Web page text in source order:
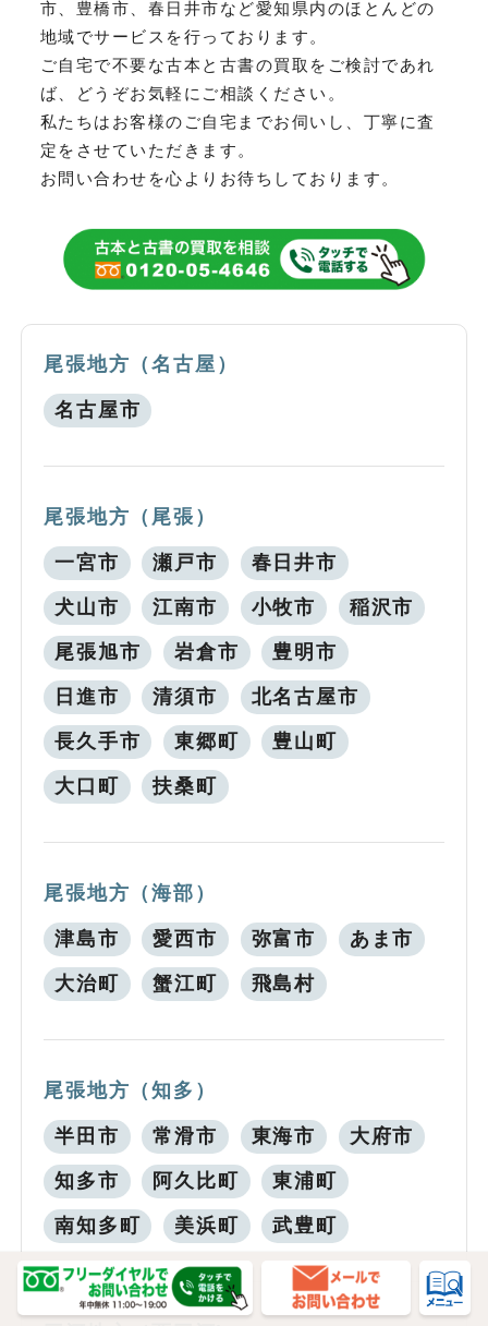
市、豊橋市、春日井市など愛知県内のほとんどの
地域でサービスを行っております。
ご自宅で不要な古本と古書の買取をご検討であれ
ば、どうぞお気軽にご相談ください。
私たちはお客様のご自宅までお伺いし、丁寧に査
定をさせていただきます。
お問い合わせを心よりお待ちしております。
尾張地方（名古屋）
名古屋市
尾張地方（尾張）
一宮市 瀬戸市 春日井市
犬山市 江南市 小牧市 稲沢市
尾張旭市 岩倉市 豊明市
日進市 清須市 北名古屋市
長久手市 東郷町 豊山町
大口町 扶桑町
尾張地方（海部）
津島市 愛西市 弥富市 あま市
大治町 蟹江町 飛島村
尾張地方（知多）
半田市 常滑市 東海市 大府市
知多市 阿久比町 東浦町
南知多町 美浜町 武豊町